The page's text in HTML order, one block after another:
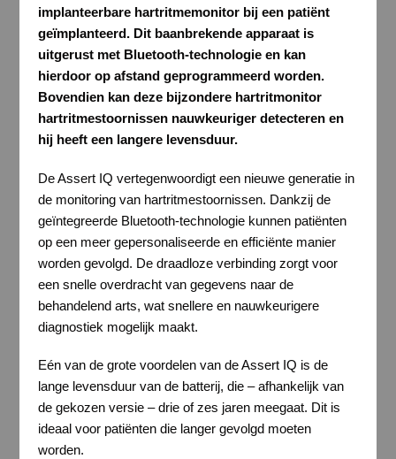
implanteerbare hartritmemonitor bij een patiënt
geïmplanteerd. Dit baanbrekende apparaat is
uitgerust met Bluetooth-technologie en kan
hierdoor op afstand geprogrammeerd worden.
Bovendien kan deze bijzondere hartritmonitor
hartritmestoornissen nauwkeuriger detecteren en
hij heeft een langere levensduur.
De Assert IQ vertegenwoordigt een nieuwe generatie in
de monitoring van hartritmestoornissen. Dankzij de
geïntegreerde Bluetooth-technologie kunnen patiënten
op een meer gepersonaliseerde en efficiënte manier
worden gevolgd. De draadloze verbinding zorgt voor
een snelle overdracht van gegevens naar de
behandelend arts, wat snellere en nauwkeurigere
diagnostiek mogelijk maakt.
Eén van de grote voordelen van de Assert IQ is de
lange levensduur van de batterij, die – afhankelijk van
de gekozen versie – drie of zes jaren meegaat. Dit is
ideaal voor patiënten die langer gevolgd moeten
worden.